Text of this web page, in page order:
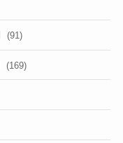
(91)
(169)